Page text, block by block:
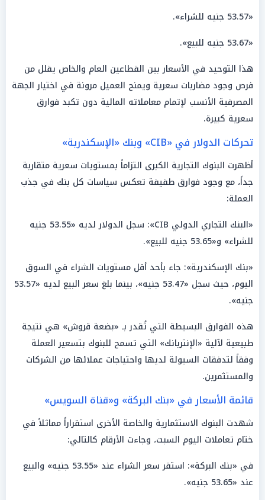
«53.57 جنيه للشراء».
«53.67 جنيه للبيع».
هذا التوحيد في الأسعار بين القطاعين العام والخاص يقلل من
فرص وجود مضاربات سعرية ويمنح العميل مرونة في اختيار الجهة
المصرفية الأنسب لإتمام معاملاته المالية دون تكبد فوارق
سعرية كبيرة.
تحركات الدولار في «CIB» وبنك «الإسكندرية»
أظهرت البنوك التجارية الكبرى التزاماً بمستويات سعرية متقاربة
جداً، مع وجود فوارق طفيفة تعكس سياسات كل بنك في جذب
العملة:
«البنك التجاري الدولي CIB»: سجل الدولار لديه «53.55 جنيه
للشراء» و«53.65 جنيه للبيع».
«بنك الإسكندرية»: جاء بأحد أقل مستويات الشراء في السوق
اليوم، حيث سجل «53.47 جنيه»، بينما بلغ سعر البيع لديه «53.57
جنيه».
هذه الفوارق البسيطة التي تُقدر بـ «بضعة قروش» هي نتيجة
طبيعية لآلية «الإنتربانك» التي تسمح للبنوك بتسعير العملة
وفقاً لتدفقات السيولة لديها واحتياجات عملائها من الشركات
والمستثمرين.
قائمة الأسعار في «بنك البركة» و«قناة السويس»
شهدت البنوك الاستثمارية والخاصة الأخرى استقراراً مماثلاً في
ختام تعاملات اليوم السبت، وجاءت الأرقام كالتالي:
في «بنك البركة»: استقر سعر الشراء عند «53.55 جنيه» والبيع
عند «53.65 جنيه».